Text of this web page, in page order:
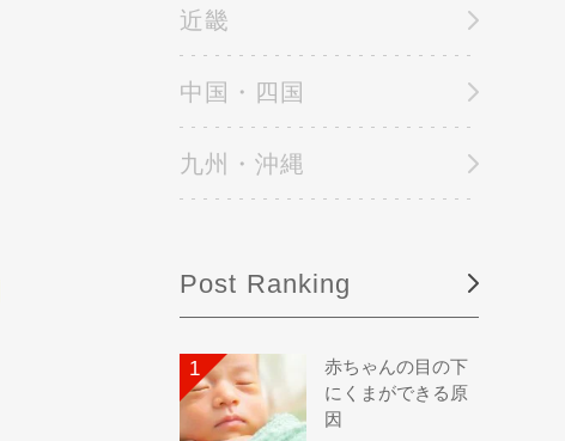
近畿
中国・四国
九州・沖縄
Post Ranking
赤ちゃんの目の下
にくまができる原
因